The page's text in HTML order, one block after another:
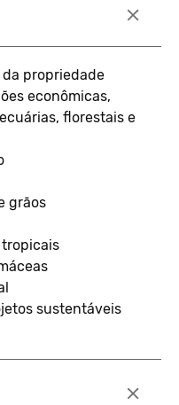
propriedade
econômicas,
florestais e
grãos
tropicais
sustentáveis